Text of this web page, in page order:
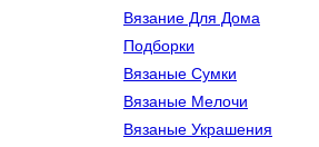
Вязание Для Дома
Подборки
Вязаные Сумки
Вязаные Мелочи
Вязаные Украшения